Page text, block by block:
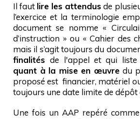
Il faut lire les attendus de
l’exercice et la terminologie
document se nomme «
d’instruction » ou « Cahier des
mais il s’agit toujours du
finalitésde l'appel et qui liste
quant à la mise en œuvredu
proposé est financier, matériel
toujours une date limite de dépôt
Une fois un AAP repéré